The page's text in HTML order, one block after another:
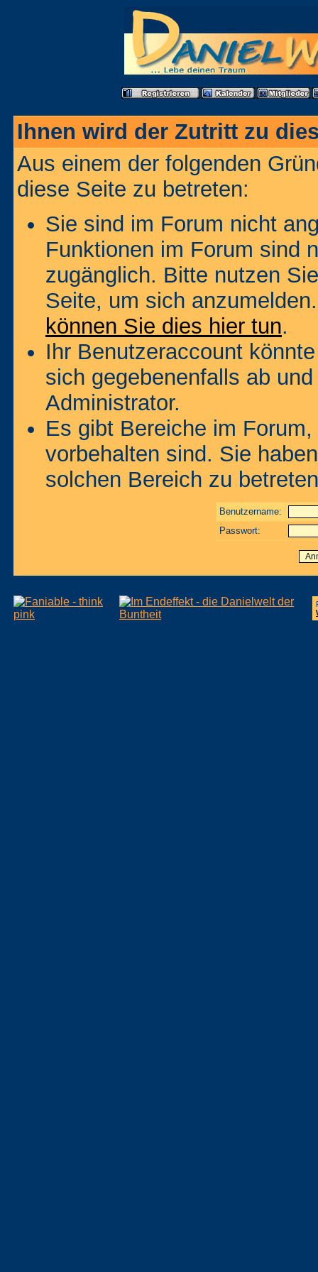
Ihnen wird der Zutritt zu
Aus einem der folgenden
diese Seite zu betreten:
Sie sind im Forum nicht
Funktionen im Forum sind
zugänglich. Bitte nutzen
Seite, um sich
können Sie dies hier tun.
Ihr Benutzeraccount
sich gegebenenfalls ab
Administrator.
Es gibt Bereiche im
vorbehalten sind. Sie
solchen Bereich zu
Benutzername:
Passwort: